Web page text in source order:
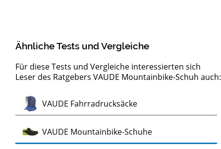
Ähnliche Tests und Vergleiche
Für diese Tests und Vergleiche interessierten sich
Leser des Ratgebers VAUDE Mountainbike-Schuh auch:
VAUDE FahrradrucksäckeTest
VAUDE Mountainbike-SchuheTest
Mountainbike-Falträder in 26"Test
Falträder eBikesTest
Falträder eMoutainbikesTest
Elektro-TransportfahrräderTest
Carbon Gravel BikesTest
E-Bike KlappräderTest
Gravel BikesTest
Carbon FalträderTest